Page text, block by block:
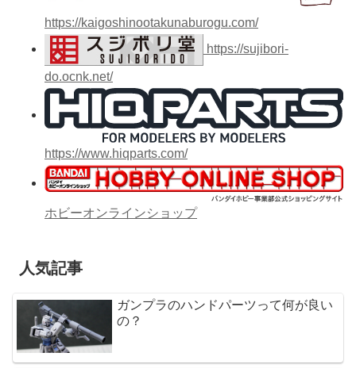
https://kaigoshinootakunaburogu.com/
https://sujibori-
do.ocnk.net/
https://www.hiqparts.com/
ホビーオンラインショップ
人気記事
ガンプラのハンドパーツって何が良い
の？